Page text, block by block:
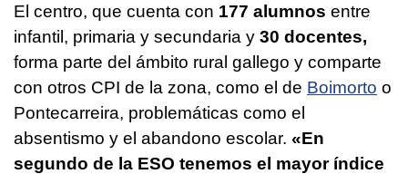
El centro, que cuenta con 177 alumnos entre
infantil, primaria y secundaria y 30 docentes,
forma parte del ámbito rural gallego y comparte
con otros CPI de la zona, como el de Boimorto o
Pontecarreira, problemáticas como el
absentismo y el abandono escolar. «En
segundo de la ESO tenemos el mayor índice